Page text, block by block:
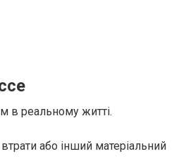
в реальному житті.
або інший матеріальний